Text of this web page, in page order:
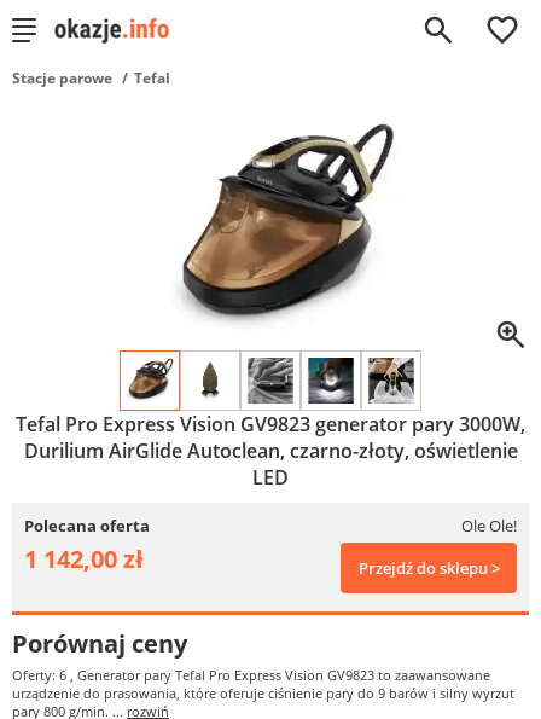
0
Stacje parowe Tefal
Tefal Pro Express Vision GV9823 generator pary 3000W,
Durilium AirGlide Autoclean, czarno-złoty, oświetlenie
LED
Polecana oferta Ole Ole!
1 142,00 zł Przejdź do sklepu >
Porównaj ceny
Oferty: 6 , Generator pary Tefal Pro Express Vision GV9823 to zaawansowane
urządzenie do prasowania, które oferuje ciśnienie pary do 9 barów i silny wyrzut
pary 800 g/min. ... rozwiń